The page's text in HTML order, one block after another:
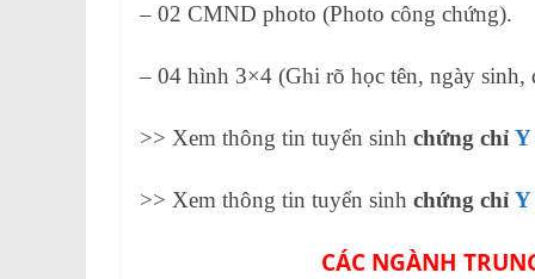
– 02 CMND photo (Photo công chứng).
– 04 hình 3×4 (Ghi rõ học tên, ngày sinh,
>> Xem thông tin tuyển sinh chứng chỉ Y
>> Xem thông tin tuyển sinh chứng chỉ Y
CÁC NGÀNH